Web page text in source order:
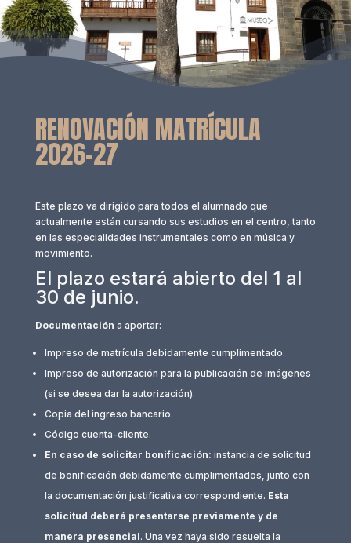
RENOVACIÓN MATRÍCULA
2026-27
Este plazo va dirigido para todos el alumnado que
actualmente están cursando sus estudios en el centro, tanto
en las especialidades instrumentales como en música y
movimiento.
El plazo estará abierto del 1 al
30 de junio.
Documentación a aportar:
Impreso de matrícula debidamente cumplimentado.
Impreso de autorización para la publicación de imágenes
(si se desea dar la autorización).
Copia del ingreso bancario.
Código cuenta-cliente.
En caso de solicitar bonificación: instancia de solicitud
de bonificación debidamente cumplimentados, junto con
la documentación justificativa correspondiente. Esta
solicitud deberá presentarse previamente y de
manera presencial. Una vez haya sido resuelta la